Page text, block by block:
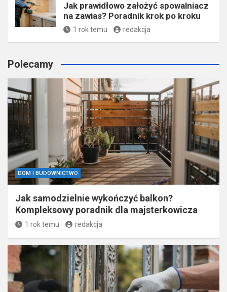
Jak prawidłowo założyć spowalniacz
na zawias? Poradnik krok po kroku
1 rok temu redakcja
Polecamy
DOM I BUDOWNICTWO
Jak samodzielnie wykończyć balkon?
Kompleksowy poradnik dla majsterkowicza
1 rok temu redakcja